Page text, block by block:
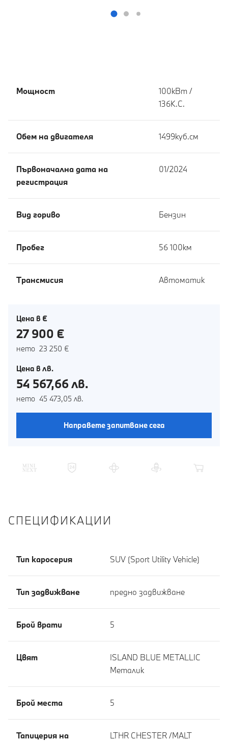
Мощност
100кВт /
136К.С.
Обем на двигателя 1499куб.cм
Първоначална дата на
регистрация
01/2024
Вид гориво Бензин
Пробег 56 100км
Tрансмисия Автоматик
Цена в €
27 900 €
нето 23 250 €
Цена в лв.
54 567,66 лв.
нето 45 473,05 лв.
Направете запитване сега
СПЕЦИФИКАЦИИ
Тип каросерия SUV (Sport Utility Vehicle)
Тип задвижване предно задвижване
Брой врати 5
Цвят
ISLAND BLUE METALLIC
Meталик
Брой места 5
Тапицерия на
LTHR CHESTER /MALT